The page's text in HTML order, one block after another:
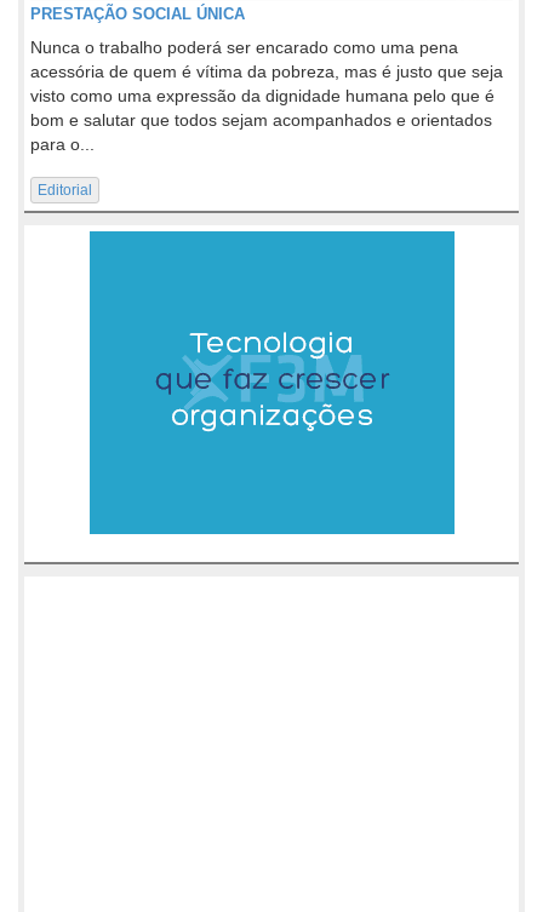
PRESTAÇÃO SOCIAL ÚNICA
Nunca o trabalho poderá ser encarado como uma pena
acessória de quem é vítima da pobreza, mas é justo que seja
visto como uma expressão da dignidade humana pelo que é
bom e salutar que todos sejam acompanhados e orientados
para o...
Editorial